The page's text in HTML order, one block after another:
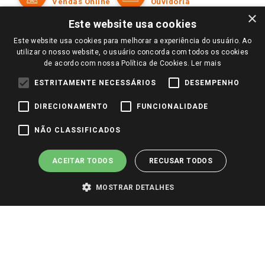
Amigo Giassi
Perguntas frequentes
Redes Sociais
×
Este website usa cookies
Este website usa cookies para melhorar a experiência do usuário. Ao
utilizar o nosso website, o usuário concorda com todos os cookies
de acordo com nossa Política de Cookies. Ler mais
ESTRITAMENTE NECESSÁRIOS DESEMPENHO
DIRECIONAMENTO FUNCIONALIDADE
NÃO CLASSIFICADOS
ACEITAR TODOS RECUSAR TODOS
MOSTRAR DETALHES